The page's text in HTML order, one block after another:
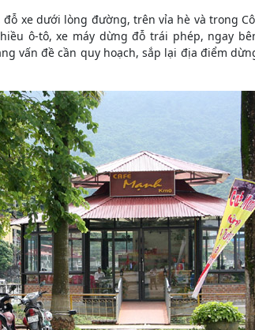
xe dưới lòng đường, trên vỉa hè và trong
ô-tô, xe máy dừng đỗ trái phép, ngay
vấn đề cần quy hoạch, sắp lại địa điểm